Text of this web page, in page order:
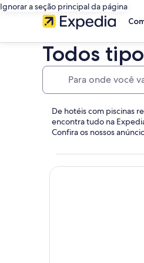
Ignorar a seção principal da página
Todos
De hotéis com piscinas
encontra tudo na
Confira os nossos
Hotéis na praia